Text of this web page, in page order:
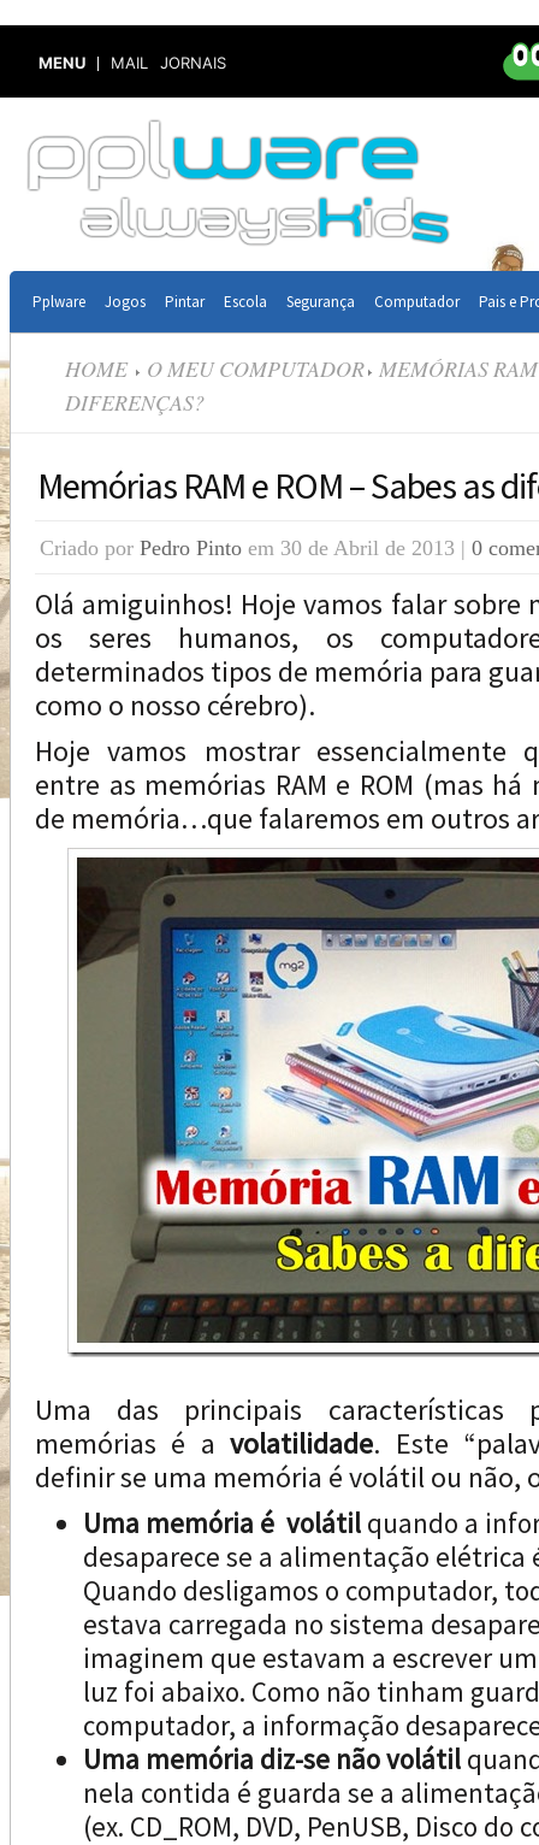
MENU MAIL JORNAIS
Pplware Jogos Pintar Escola Segurança Computador Pais e
HOME O MEU COMPUTADOR MEMÓRIAS
DIFERENÇAS?
Memórias RAM e ROM – Sabes as
Criado por Pedro Pinto em 30 de Abril de 2013 | 0
Olá amiguinhos! Hoje vamos falar sobre
os seres humanos, os
determinados tipos de memória para
como o nosso cérebro).
Hoje vamos mostrar essencialmente
entre as memórias RAM e ROM (mas
de memória…que falaremos em outros
Uma das principais características
memórias é avolatilidade. Este
definir se uma memória é volátil ou não,
Uma memória é volátil quando a
desaparece se a alimentação elétrica
Quando desligamos o computador,
estava carregada no sistema
imaginem que estavam a escrever
luz foi abaixo. Como não tinham
computador, a informação
Uma memória diz-se não volátil
nela contida é guarda se a
(ex. CD_ROM, DVD, PenUSB, Disco do